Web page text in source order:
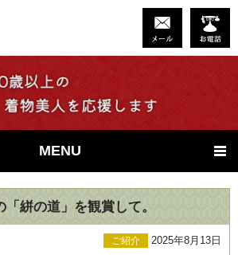
MENU
絣の道」を観賞して。
ご紹介 2025年8月13日